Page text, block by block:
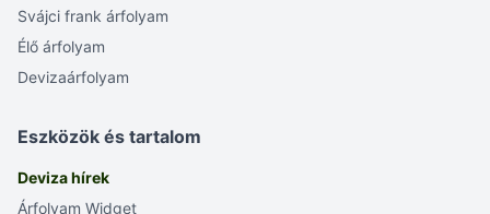
Svájci frank árfolyam
Élő árfolyam
Devizaárfolyam
Eszközök és tartalom
Deviza hírek
Árfolyam Widget